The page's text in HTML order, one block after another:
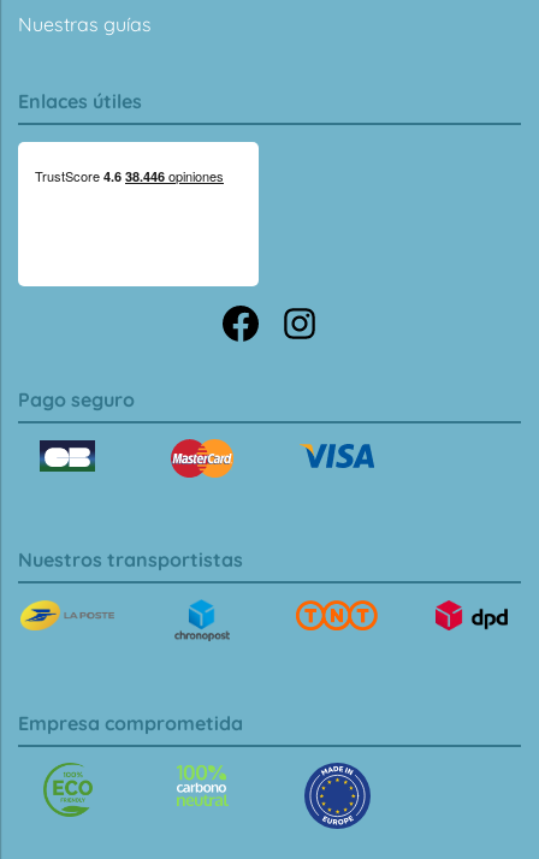
Nuestras guías
Enlaces útiles
Pago seguro
Nuestros transportistas
Empresa comprometida